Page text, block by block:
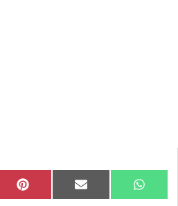
Compartir
en
Pinterest Compartir
en
Email
en